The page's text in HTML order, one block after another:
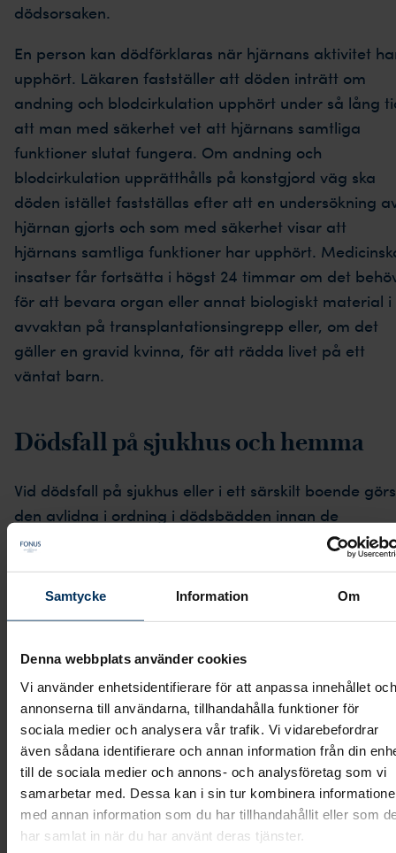
Samtycke Information Om
Denna webbplats använder cookies
Vi använder enhetsidentifierare för att anpassa innehållet och
annonserna till användarna, tillhandahålla funktioner för
sociala medier och analysera vår trafik. Vi vidarebefordrar
även sådana identifierare och annan information från din
till de sociala medier och annons- och analysföretag som vi
samarbetar med. Dessa kan i sin tur kombinera
med annan information som du har tillhandahållit eller som
har samlat in när du har använt deras tjänster.
dödsorsaken.
En person kan dödförklaras när hjärnans aktivitet
upphört. Läkaren fastställer att döden inträtt om
andning och blodcirkulation upphört under så lång
att man med säkerhet vet att hjärnans samtliga
funktioner slutat fungera. Om andning och
blodcirkulation upprätthålls på konstgjord väg ska
döden istället fastställas efter att en undersökning
hjärnan gjorts och som med säkerhet visar att
hjärnans samtliga funktioner har upphört.
insatser får fortsätta i högst 24 timmar om det
för att bevara organ eller annat biologiskt material i
avvaktan på transplantationsingrepp eller, om det
gäller en gravid kvinna, för att rädda livet på ett
väntat barn.
Dödsfall på sjukhus och hemma
Vid dödsfall på sjukhus eller i ett särskilt boende görs
den avlidna i ordning i dödsbädden innan de
närstående kommer för att ta avsked. Häftremsor,
kanyler och katetrar ska tas bort. Om det behövs ska
den avlidna tvättas, rakas och kammas. Händerna
läggs tillrätta och ögonen och munnen sluts för att
likstelheten oftast uppstår inom två timmar efter
dödsfallet. Belysningen får gärna dämpas och
rummet smyckas på lämpligt sätt.
Ritualerna ska utföras med hänsyn till den avlidna
de närståendes önskemål, kultur och religion. De
efterlevande bör så långt det är möjligt ges tillfälle
vara delaktiga i ritualerna. Du kan läsa mer om